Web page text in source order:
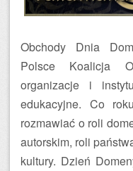
Obchody Dnia
Polsce Koalicja
organizacje i
edukacyjne. Co
rozmawiać o roli
autorskim, roli
kultury. Dzień